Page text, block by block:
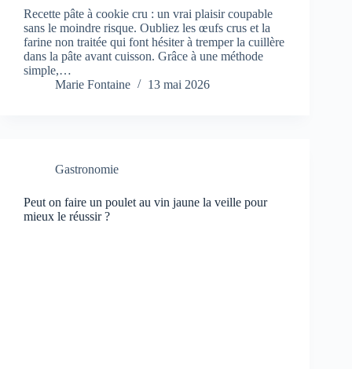
Recette pâte à cookie cru : un vrai plaisir coupable
sans le moindre risque. Oubliez les œufs crus et la
farine non traitée qui font hésiter à tremper la cuillère
dans la pâte avant cuisson. Grâce à une méthode
simple,…
Marie Fontaine
13 mai 2026
Gastronomie
Peut on faire un poulet au vin jaune la veille pour
mieux le réussir ?